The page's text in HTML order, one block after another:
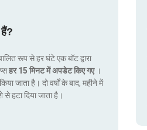
रूप से हर घंटे एक बॉट द्वारा
हर 15 मिनट में अपडेट किए गए ।
जाता है। दो वर्षों के बाद, महीने में
हटा दिया जाता है।